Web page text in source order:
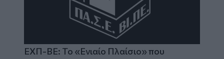
ΕΧΠ-ΒΕ: Το «Ενιαίο Πλαίσιο» που